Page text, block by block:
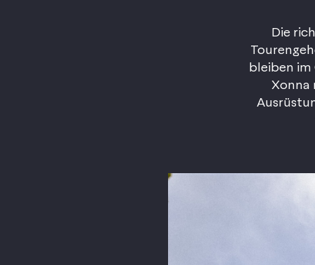
Die
bleiben im
Xonna